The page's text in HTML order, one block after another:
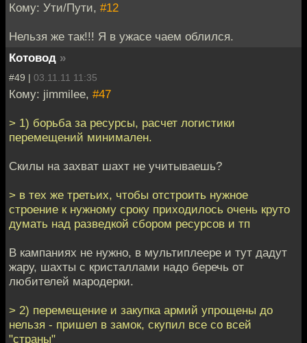
Кому: Ути/Пути, #12
Нельзя же так!!! Я в ужасе чаем облился.
Котовод »
#49 | 03.11.11 11:35
Кому: jimmilee, #47
> 1) борьба за ресурсы, расчет логистики
перемещений минимален.
Скилы на захват шахт не учитываешь?
> в тех же третьих, чтобы отстроить нужное
строение к нужному сроку приходилось очень круто
думать над разведкой сбором ресурсов и тп
В кампаниях не нужно, в мультиплеере и тут дадут
жару, шахты с кристаллами надо беречь от
любителей мародерки.
> 2) перемещение и закупка армий упрощены до
нельзя - пришел в замок, скупил все со всей
"страны"